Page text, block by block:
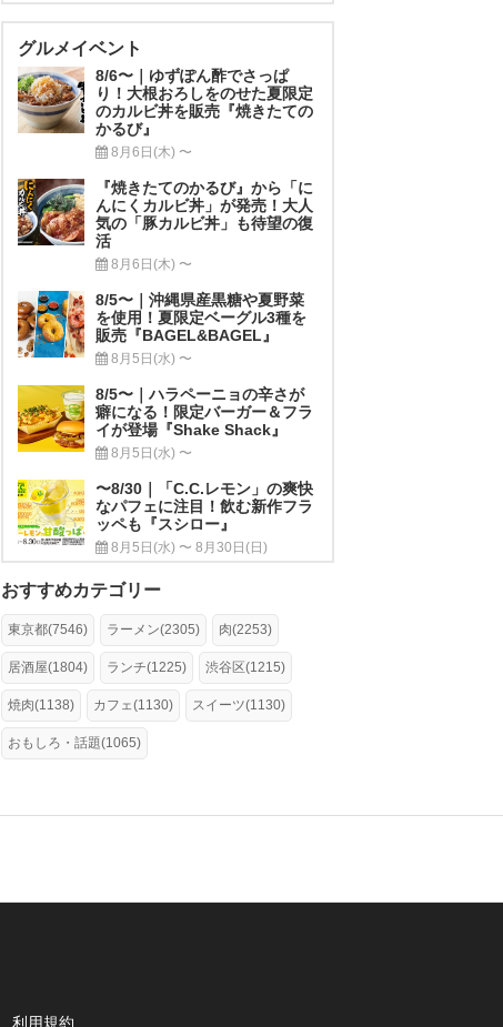
グルメイベント
8/6〜｜ゆずぽん酢でさっぱ
り！大根おろしをのせた夏限定
のカルビ丼を販売『焼きたての
かるび』
8月6日(木) 〜
『焼きたてのかるび』から「に
んにくカルビ丼」が発売！大人
気の「豚カルビ丼」も待望の復
活
8月6日(木) 〜
8/5〜｜沖縄県産黒糖や夏野菜
を使用！夏限定ベーグル3種を
販売『BAGEL&BAGEL』
8月5日(水) 〜
8/5〜｜ハラペーニョの辛さが
癖になる！限定バーガー＆フラ
イが登場『Shake Shack』
8月5日(水) 〜
〜8/30｜「C.C.レモン」の爽快
なパフェに注目！飲む新作フラ
ッペも『スシロー』
8月5日(水) 〜 8月30日(日)
おすすめカテゴリー
東京都(7546) ラーメン(2305) 肉(2253)
居酒屋(1804) ランチ(1225) 渋谷区(1215)
焼肉(1138) カフェ(1130) スイーツ(1130)
おもしろ・話題(1065)
利用規約